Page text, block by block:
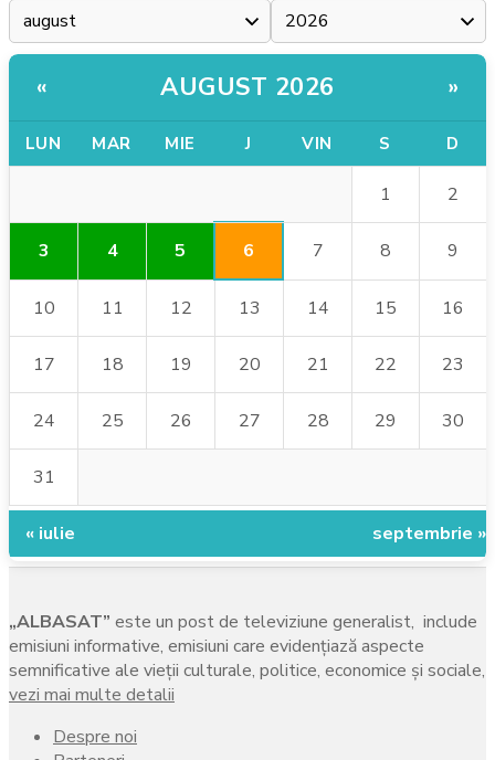
« AUGUST 2026 »
LUN MAR MIE J VIN S D
1 2
3 4 5 6 7 8 9
10 11 12 13 14 15 16
17 18 19 20 21 22 23
24 25 26 27 28 29 30
31
« iulie septembrie »
„ALBASAT” este un post de televiziune generalist, include
emisiuni informative, emisiuni care evidenţiază aspecte
semnificative ale vieţii culturale, politice, economice şi sociale,
vezi mai multe detalii
Despre noi